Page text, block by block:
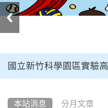
國立新竹科學園區實驗
本站消息 分月文章